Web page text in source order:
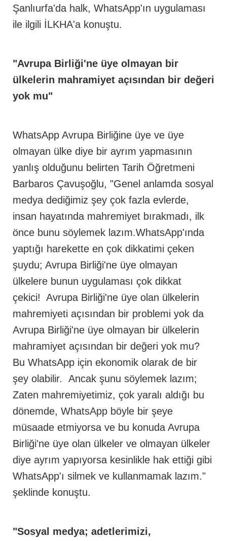
Şanlıurfa'da halk, WhatsApp'ın uygulaması
ile ilgili İLKHA'a konuştu.
"Avrupa Birliği'ne üye olmayan bir
ülkelerin mahramiyet açısından bir değeri
yok mu"
WhatsApp Avrupa Birliğine üye ve üye
olmayan ülke diye bir ayrım yapmasının
yanlış olduğunu belirten Tarih Öğretmeni
Barbaros Çavuşoğlu, "Genel anlamda sosyal
medya dediğimiz şey çok fazla evlerde,
insan hayatında mahremiyet bırakmadı, ilk
önce bunu söylemek lazım.WhatsApp'ında
yaptığı harekette en çok dikkatimi çeken
şuydu; Avrupa Birliği'ne üye olmayan
ülkelere bunun uygulaması çok dikkat
çekici! Avrupa Birliği'ne üye olan ülkelerin
mahremiyeti açısından bir problemi yok da
Avrupa Birliği'ne üye olmayan bir ülkelerin
mahramiyet açısından bir değeri yok mu?
Bu WhatsApp için ekonomik olarak de bir
şey olabilir. Ancak şunu söylemek lazım;
Zaten mahremiyetimiz, çok yaralı aldığı bu
dönemde, WhatsApp böyle bir şeye
müsaade etmiyorsa ve bu konuda Avrupa
Birliği'ne üye olan ülkeler ve olmayan ülkeler
diye ayrım yapıyorsa kesinlikle hak ettiği gibi
WhatsApp'ı silmek ve kullanmamak lazım."
şeklinde konuştu.
"Sosyal medya; adetlerimizi,